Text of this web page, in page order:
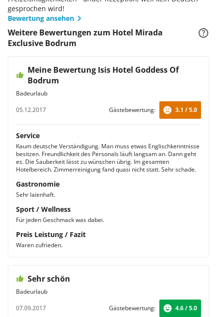
gesprochen wird!
Bewertung ansehen
Weitere Bewertungen zum Hotel Mirada
Exclusive Bodrum
Meine Bewertung Isis Hotel Goddess Of
Bodrum
Badeurlaub
05.12.2017
Gästebewertung: 3.1 / 5.0
Service
Kaum deutsche Verständigung. Man muss etwas Englischkenntnisse
besitzen. Freundlichkeit des Personals läuft langsam an. Dann geht
es. Die Sauberkeit lässt zu wünschen übrig. Im gesamten
Hotelbereich. Zimmerreinigung fand quasi nicht statt. Sehr schade.
Gastronomie
Sehr laienhaft.
Sport / Wellness
Für jeden Geschmack was dabei.
Preis Leistung / Fazit
Waren zufrieden.
Sehr schön
Badeurlaub
07.09.2017
Gästebewertung: 4.6 / 5.0